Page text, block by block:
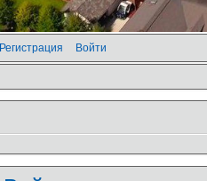
Регистрация Войти